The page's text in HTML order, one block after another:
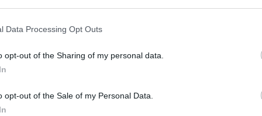
Data Processing Opt Outs
opt-out of the Sharing of my personal data.
opt-out of the Sale of my Personal Data.
que se ha visto seriamente tensionada durante el presente
público, que ha disparado la demanda de viajeros a cuotas
millones de euros, del Ayuntamiento
de Guaguas Municipales para el ejercicio 2025, lo que
plan de inversiones en este servicio público. Del total,